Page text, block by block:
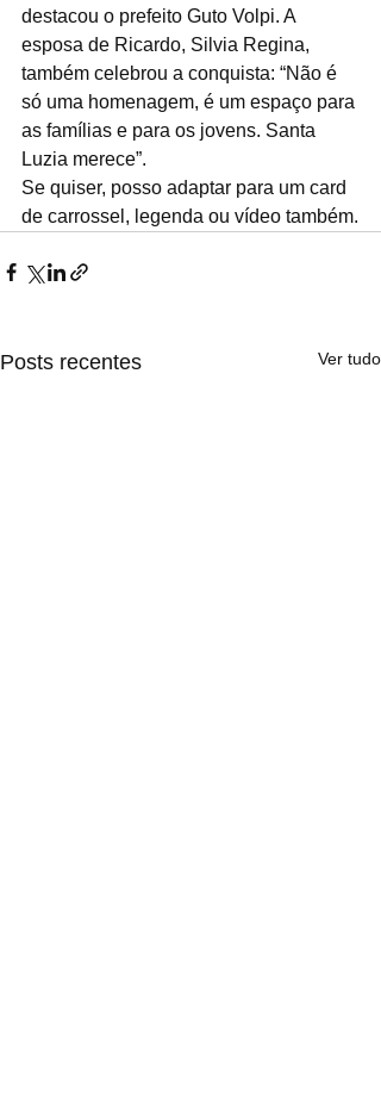
destacou o prefeito Guto Volpi. A
esposa de Ricardo, Silvia Regina,
também celebrou a conquista: “Não é
só uma homenagem, é um espaço para
as famílias e para os jovens. Santa
Luzia merece”.
Se quiser, posso adaptar para um card
de carrossel, legenda ou vídeo também.
Posts recentes Ver tudo